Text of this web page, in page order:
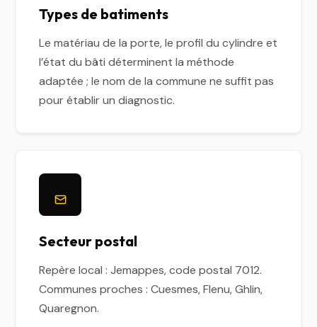
Types de batiments
Le matériau de la porte, le profil du cylindre et
l’état du bâti déterminent la méthode
adaptée ; le nom de la commune ne suffit pas
pour établir un diagnostic.
Secteur postal
Repère local : Jemappes, code postal 7012.
Communes proches : Cuesmes, Flenu, Ghlin,
Quaregnon.